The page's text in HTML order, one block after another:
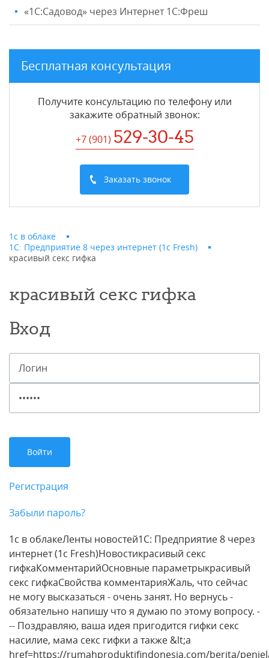
«1С:Садовод» через Интернет 1С:Фреш
Бесплатная консультация
Получите консультацию по телефону или
закажите обратный звонок:
+7 (901) 529-30-45
Заказать звонок
1с в облаке
1С: Предприятие 8 через интернет (1c Fresh)
красивый секс гифка
красивый секс гифка
Вход
Регистрация
Забыли пароль?
1с в облакеЛенты новостей1С: Предприятие 8 через
интернет (1c Fresh)Новостикрасивый секс
гифкаКомментарийОсновные параметрыкрасивый
секс гифкаСвойства комментарияЖаль, что сейчас
не могу высказаться - очень занят. Но вернусь -
обязательно напишу что я думаю по этому вопросу. -
-- Поздравляю, ваша идея пригодится гифки секс
насилие, мама секс гифки а также &lt;a
href=https://rumahproduktifindonesia.com/berita/